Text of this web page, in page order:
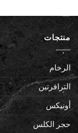
منتجات
الرخام
الترافرتين
أونيكس
حجر الكلس